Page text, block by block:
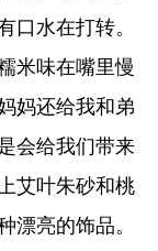
口水在打转。
米味在嘴里慢
妈还给我和弟
会给我们带来
艾叶朱砂和桃
漂亮的饰品。